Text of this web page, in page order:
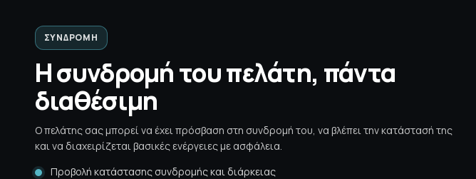
ΣΥΝΔΡΟΜΉ
Η συνδρομή του πελάτη, πάντα
διαθέσιμη
Ο πελάτης σας μπορεί να έχει πρόσβαση στη συνδρομή του, να βλέπει την κατάστασή της
και να διαχειρίζεται βασικές ενέργειες με ασφάλεια.
Προβολή κατάστασης συνδρομής και διάρκειας